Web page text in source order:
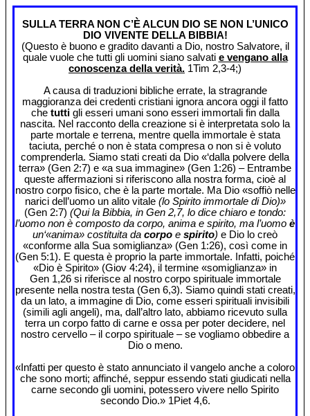
SULLA TERRA NON C’È ALCUN DIO SE NON L’UNICO
DIO VIVENTE DELLA BIBBIA!
(Questo è buono e gradito davanti a Dio, nostro Salvatore, il
quale vuole che tutti gli uomini siano salvati e vengano alla
conoscenza della verità. 1Tim 2,3-4;)
A causa di traduzioni bibliche errate, la stragrande
maggioranza dei credenti cristiani ignora ancora oggi il fatto
che tuttigli esseri umani sono esseri immortali fin dalla
nascita. Nel racconto della creazione si è interpretata solo la
parte mortale e terrena, mentre quella immortale è stata
taciuta, perché o non è stata compresa o non si è voluto
comprenderla. Siamo stati creati da Dio «‘dalla polvere della
terra» (Gen 2:7) e «a sua immagine» (Gen 1:26) – Entrambe
queste affermazioni si riferiscono alla nostra forma, cioè al
nostro corpo fisico, che è la parte mortale. Ma Dio «soffiò nelle
narici dell’uomo un alito vitale (lo Spirito immortale di Dio)»
(Gen 2:7) (Qui la Bibbia, in Gen 2,7, lo dice chiaro e tondo:
l’uomo non è composto da corpo, anima e spirito, ma l’uomo è
un‘«anima» costituita da corpo e spirito) e Dio lo creò
«conforme alla Sua somiglianza» (Gen 1:26), così come in
(Gen 5:1). E questa è proprio la parte immortale. Infatti, poiché
«Dio è Spirito» (Giov 4:24), il termine «somiglianza» in
Gen 1,26 si riferisce al nostro corpo spirituale immortale
presente nella nostra testa (Gen 6,3). Siamo quindi stati creati,
da un lato, a immagine di Dio, come esseri spirituali invisibili
(simili agli angeli), ma, dall’altro lato, abbiamo ricevuto sulla
terra un corpo fatto di carne e ossa per poter decidere, nel
nostro cervello – il corpo spirituale – se vogliamo obbedire a
Dio o meno.
«Infatti per questo è stato annunciato il vangelo anche a coloro
che sono morti; affinché, seppur essendo stati giudicati nella
carne secondo gli uomini, potessero vivere nello Spirito
secondo Dio.» 1Piet 4,6.